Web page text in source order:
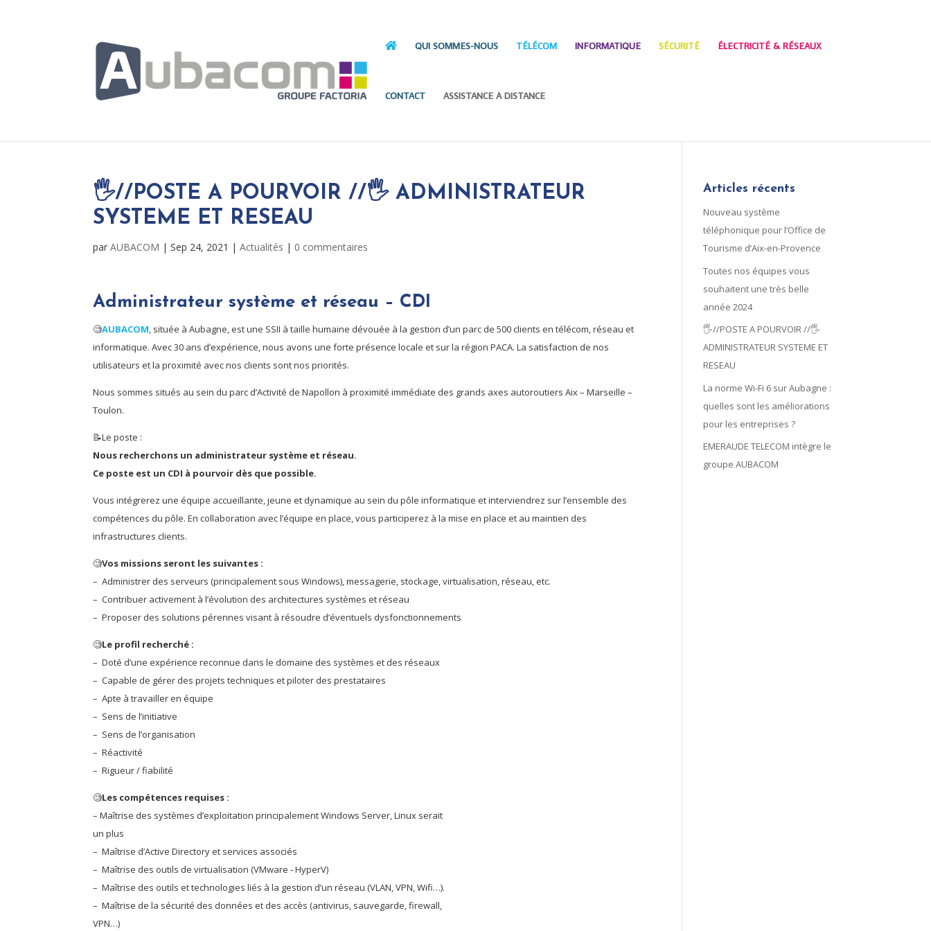
QUI SOMMES-NOUS TÉLÉCOM INFORMATIQUE SÉCURITÉ ÉLECTRICITÉ & RÉSEAUX
CONTACT ASSISTANCE À DISTANCE
🖐️//POSTE A POURVOIR //🖐️ ADMINISTRATEUR
SYSTEME ET RESEAU
parAUBACOM |Sep 24, 2021 |Actualités | 0 commentaires
Administrateur système et réseau – CDI
🧐AUBACOM, située à Aubagne, est une SSII à taille humaine dévouée à la gestion d’un parc de 500 clients en télécom, réseau et
informatique. Avec 30 ans d’expérience, nous avons une forte présence locale et sur la région PACA. La satisfaction de nos
utilisateurs et la proximité avec nos clients sont nos priorités.
Nous sommes situés au sein du parc d’Activité de Napollon à proximité immédiate des grands axes autoroutiers Aix – Marseille –
Toulon.
📝Le poste :
Nous recherchons un administrateur système et réseau.
Ce poste est un CDI à pourvoir dès que possible.
Vous intégrerez une équipe accueillante, jeune et dynamique au sein du pôle informatique et interviendrez sur l’ensemble des
compétences du pôle. En collaboration avec l’équipe en place, vous participerez à la mise en place et au maintien des
infrastructures clients.
🧐Vos missions seront les suivantes :
– Administrer des serveurs (principalement sous Windows), messagerie, stockage, virtualisation, réseau, etc.
– Contribuer activement à l’évolution des architectures systèmes et réseau
– Proposer des solutions pérennes visant à résoudre d’éventuels dysfonctionnements
🧐Le profil recherché :
– Doté d’une expérience reconnue dans le domaine des systèmes et des réseaux
– Capable de gérer des projets techniques et piloter des prestataires
– Apte à travailler en équipe
– Sens de l’initiative
– Sens de l’organisation
– Réactivité
– Rigueur / fiabilité
🧐Les compétences requises :
– Maîtrise des systèmes d’exploitation principalement Windows Server, Linux serait
un plus
– Maîtrise d’Active Directory et services associés
– Maîtrise des outils de virtualisation (VMware ‐ HyperV)
– Maîtrise des outils et technologies liés à la gestion d’un réseau (VLAN, VPN, Wifi…).
– Maîtrise de la sécurité des données et des accès (antivirus, sauvegarde, firewall,
VPN…)
Articles récents
Nouveau système
téléphonique pour l’Office de
Tourisme d’Aix-en-Provence
Toutes nos équipes vous
souhaitent une très belle
année 2024
🖐️//POSTE A POURVOIR //🖐️
ADMINISTRATEUR SYSTEME ET
RESEAU
La norme Wi-Fi 6 sur Aubagne :
quelles sont les améliorations
pour les entreprises ?
EMERAUDE TELECOM intègre le
groupe AUBACOM